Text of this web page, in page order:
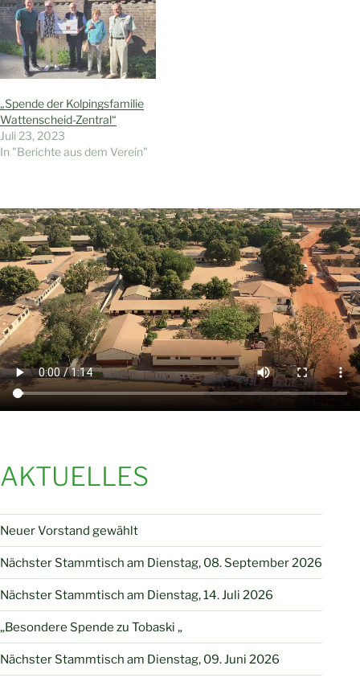
„Spende der Kolpingsfamilie
Wattenscheid-Zentral“
Juli 23, 2023
In "Berichte aus dem Verein"
AKTUELLES
Neuer Vorstand gewählt
Nächster Stammtisch am Dienstag, 08. September 2026
Nächster Stammtisch am Dienstag, 14. Juli 2026
„Besondere Spende zu Tobaski „
Nächster Stammtisch am Dienstag, 09. Juni 2026